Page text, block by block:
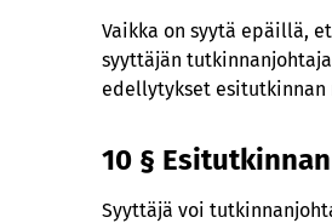
Esitutkinnan
7 Päätöksen
8 Ohjeen seuranta ja
Vaikka on syytä epäillä,
syyttäjän
edellytykset
10 §
Syyttäjä voi